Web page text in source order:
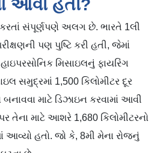
આવી હતી?
સંપૂર્ણપણે અલગ છે. ભારતે 1લી
પણ પુષ્ટિ કરી હતી, જેમાં
મિસાઇલનું ફાયરિંગ
સમુદ્રમાં 1,500 કિલોમીટર દૂર
બનાવવા માટે ડિઝાઇન કરવામાં આવી
તેના માટે આશરે 1,680 કિલોમીટરનો
આવ્યો હતો. જો કે, 8મી મેના રોજનું